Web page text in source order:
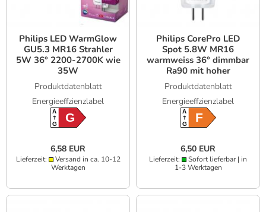
Philips LED WarmGlow
GU5.3 MR16 Strahler
5W 36° 2200-2700K wie
35W
Produktdatenblatt
Energieeffzienzlabel
A
GG
6,58 EUR
Lieferzeit:
Versand in ca. 10-12
Werktagen
Philips CorePro LED
Spot 5.8W MR16
warmweiss 36° dimmbar
Ra90 mit hoher
Farbwiedergabe
Produktdatenblatt
Energieeffzienzlabel
A
GF
6,50 EUR
Lieferzeit:
Sofort lieferbar | in
1-3 Werktagen